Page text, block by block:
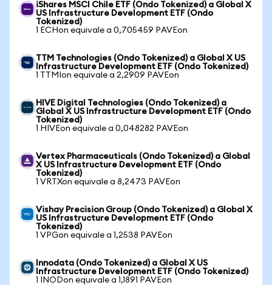
iShares MSCI Chile ETF (Ondo Tokenized) a Global X
US Infrastructure Development ETF (Ondo
Tokenized)
1 ECHon equivale a 0,705459 PAVEon
TTM Technologies (Ondo Tokenized) a Global X US
Infrastructure Development ETF (Ondo Tokenized)
1 TTMIon equivale a 2,2909 PAVEon
HIVE Digital Technologies (Ondo Tokenized) a
Global X US Infrastructure Development ETF (Ondo
Tokenized)
1 HIVEon equivale a 0,048282 PAVEon
Vertex Pharmaceuticals (Ondo Tokenized) a Global
X US Infrastructure Development ETF (Ondo
Tokenized)
1 VRTXon equivale a 8,2473 PAVEon
Vishay Precision Group (Ondo Tokenized) a Global X
US Infrastructure Development ETF (Ondo
Tokenized)
1 VPGon equivale a 1,2538 PAVEon
Innodata (Ondo Tokenized) a Global X US
Infrastructure Development ETF (Ondo Tokenized)
1 INODon equivale a 1,1891 PAVEon